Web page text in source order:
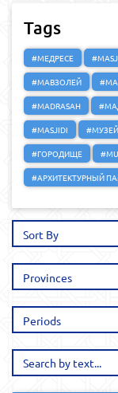
Tags
#МЕДРЕСЕ
#МАВЗОЛЕЙ
#MADRASAH
#MASJIDI
#МУЗЕЙ
#ГОРОДИЩЕ
#АРХИТЕКТУРНЫЙ
Sort By
Provinces
Periods